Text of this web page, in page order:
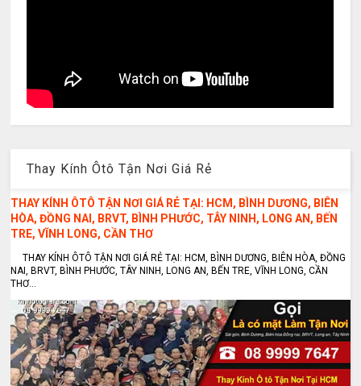
Thay Kính Ôtô Tận Nơi Giá Rẻ
THAY KÍNH ÔTÔ TẬN NƠI GIÁ RẺ TẠI: HCM, BÌNH DƯƠNG, BIÊN
HÒA, ĐỒNG NAI, BRVT, BÌNH PHƯỚC, TÂY NINH, LONG AN, BẾN
TRE, VĨNH LONG, CẦN THƠ
THAY KÍNH ÔTÔ TẬN NƠI GIÁ RẺ TẠI: HCM, BÌNH DƯƠNG, BIÊN HÒA, ĐỒNG
NAI, BRVT, BÌNH PHƯỚC, TÂY NINH, LONG AN, BẾN TRE, VĨNH LONG, CẦN
THƠ...